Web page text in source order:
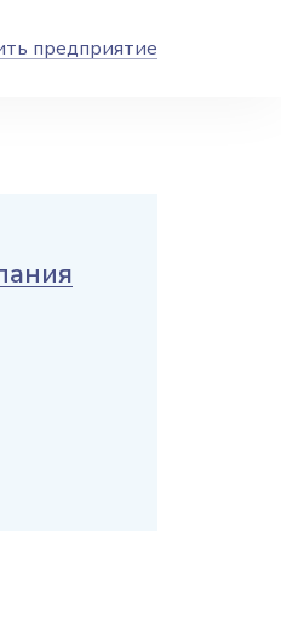
предприятие